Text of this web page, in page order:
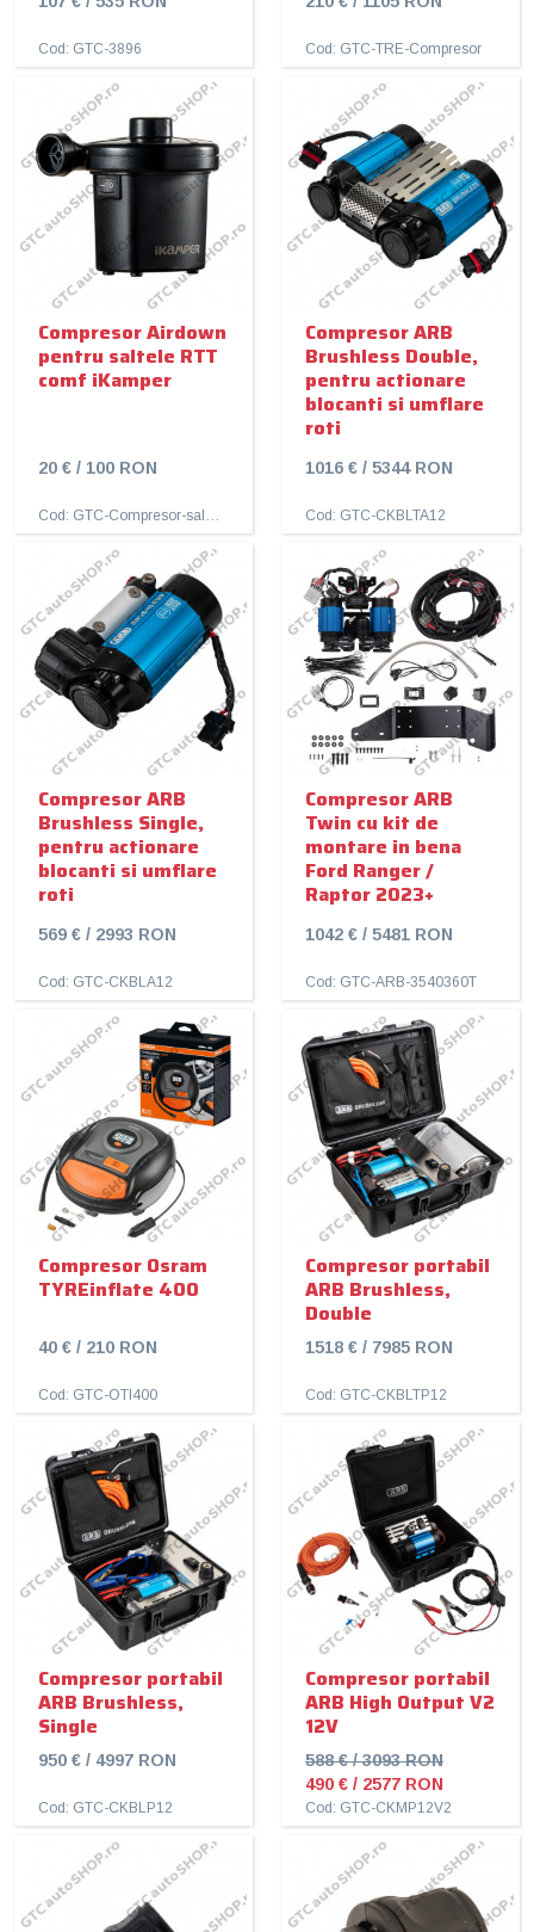
Cod: GTC-3896 Cod: GTC-TRE-Compresor
Compresor Airdown
pentru saltele RTT
comf iKamper
20 € / 100 RON
Cod: GTC-Compresor-saltele-iKamper
Compresor ARB
Brushless Double,
pentru actionare
blocanti si umflare
roti
1016 € / 5344 RON
Cod: GTC-CKBLTA12
Compresor ARB
Brushless Single,
pentru actionare
blocanti si umflare
roti
569 € / 2993 RON
Cod: GTC-CKBLA12
Compresor ARB
Twin cu kit de
montare in bena
Ford Ranger /
Raptor 2023+
1042 € / 5481 RON
Cod: GTC-ARB-3540360T
Compresor Osram
TYREinflate 400
40 € / 210 RON
Cod: GTC-OTI400
Compresor portabil
ARB Brushless,
Double
1518 € / 7985 RON
Cod: GTC-CKBLTP12
Compresor portabil
ARB Brushless,
Single
950 € / 4997 RON
Cod: GTC-CKBLP12
Compresor portabil
ARB High Output V2
12V
588 € / 3093 RON
490 € / 2577 RON
Cod: GTC-CKMP12V2